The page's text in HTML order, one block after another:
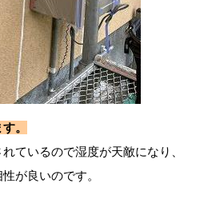
。
ているので湿度が天敵になり、
が良いのです。